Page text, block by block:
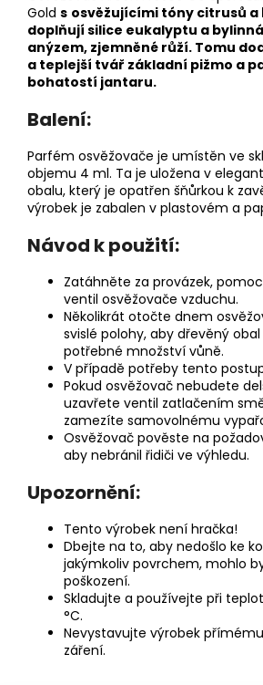
Gold s osvěžujícími tóny citrusů a
doplňují silice eukalyptu a
anýzem, zjemněné růží. Tomu
a teplejší tvář základní pižmo a
bohatostí jantaru.
Balení:
Parfém osvěžovače je umístěn ve
objemu 4 ml. Ta je uložena v
obalu, který je opatřen šňůrkou k
výrobek je zabalen v plastovém a
Návod k použití:
Zatáhněte za provázek,
ventil osvěžovače vzduchu.
Několikrát otočte dnem
svislé polohy, aby dřevěný
potřebné množství vůně.
V případě potřeby tento
Pokud osvěžovač nebudete
uzavřete ventil zatlačením
zamezíte samovolnému
Osvěžovač pověste na
aby nebránil řidiči ve výhledu.
Upozornění:
Tento výrobek není hračka!
Dbejte na to, aby nedošlo ke
jakýmkoliv povrchem, mohlo
poškození.
Skladujte a používejte při
°C.
Nevystavujte výrobek
záření.